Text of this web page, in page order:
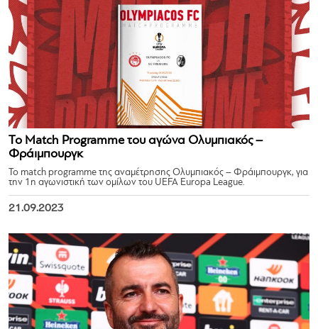
Το Match Programme του αγώνα Ολυμπιακός –
Φράιμπουργκ
Το match programme της αναμέτρησης Ολυμπιακός – Φράιμπουργκ, για
την 1η αγωνιστική των ομίλων του UEFA Europa League.
21.09.2023